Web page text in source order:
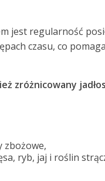
jest regularność
czasu, co
zróżnicowany
zbożowe,
ryb, jaj i roślin